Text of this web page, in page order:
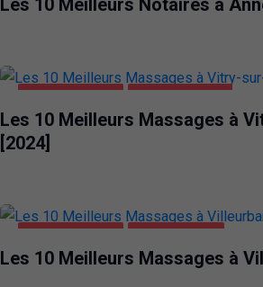
Les 10 Meilleurs Massages à
[2024]
Les 10 Meilleurs Massages à